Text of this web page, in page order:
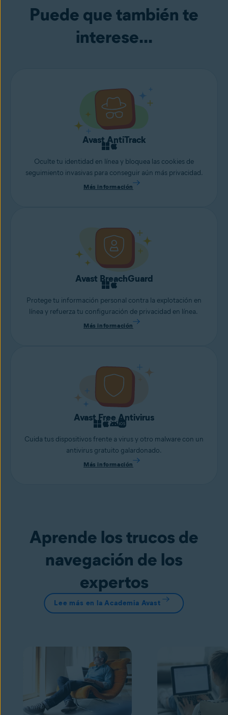
Puede que también te
interese...
Avast AntiTrack
Oculte tu identidad en línea y bloquea las cookies de
seguimiento invasivas para conseguir aún más privacidad.
Más información
Avast BreachGuard
Protege tu información personal contra la explotación en
línea y refuerza tu configuración de privacidad en línea.
Más información
Avast Free Antivirus
Cuida tus dispositivos frente a virus y otro malware con un
antivirus gratuito galardonado.
Más información
Aprende los trucos de
navegación de los
expertos
Lee más en la Academia Avast